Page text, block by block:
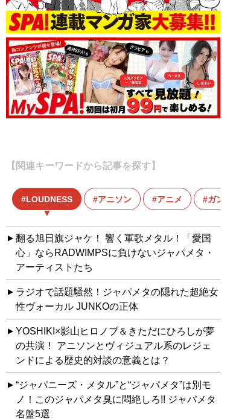
【関連キーワードから記事を探す】
LOUDNESS アニソン アニメ ガンダム
翻る旭日旗ジャケ！ 響く軍歌メタル！「愛国
心」ならRADWIMPSに負けないジャパメタ・
アーティストたち
ラジオで話題騒然！ジャパメタの隠れた超絶女
性ヴォーカル JUNKOの正体
YOSHIKI×影山ヒロノブ＆きただにひろしが夢
の共演！ アニソンとヴィジュアル系のレジェ
ンドによる歴史的対談の意義とは？
“ジャパニーズ・メタル”と“ジャパメタ”は別モ
ノ！このジャパメタ臭に悶絶しろ!! ジャパメタ
名盤5選